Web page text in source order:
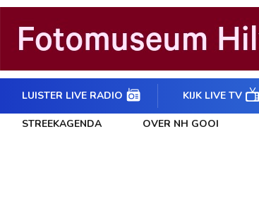
LUISTER LIVE RADIO KIJK LIVE TV
STREEKAGENDA OVER NH GOOI